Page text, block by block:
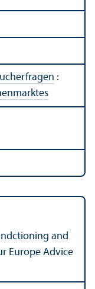
:
and
Europe Advice